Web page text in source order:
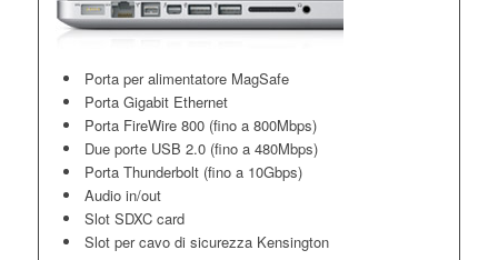
Porta per alimentatore MagSafe
Porta Gigabit Ethernet
Porta FireWire 800 (fino a 800Mbps)
Due porte USB 2.0 (fino a 480Mbps)
Porta Thunderbolt (fino a 10Gbps)
Audio in/out
Slot SDXC card
Slot per cavo di sicurezza Kensington